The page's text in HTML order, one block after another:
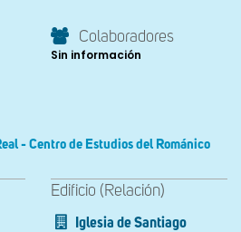
Colaboradores
Sin información
- Centro de Estudios del Románico
Edificio (Relación)
Iglesia de Santiago